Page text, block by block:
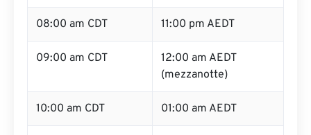
08:00 am CDT 11:00 pm AEDT
09:00 am CDT
12:00 am AEDT
(mezzanotte)
10:00 am CDT 01:00 am AEDT